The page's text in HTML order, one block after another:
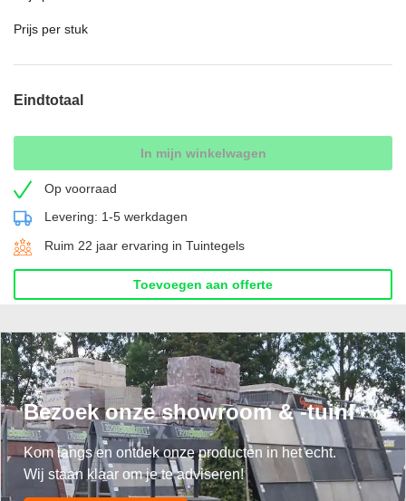
Prijs per stuk
Eindtotaal
In mijn winkelwagen
Op voorraad
Levering: 1-5 werkdagen
Ruim 22 jaar ervaring in Tuintegels
Toevoegen aan offerte
Bezoek onze showroom & -tuin!
Kom langs en ontdek onze producten in het echt.
Wij staan klaar om je te adviseren!